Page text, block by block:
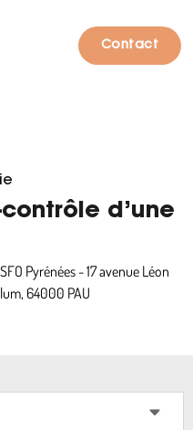
Contact
d’une
Pyrénées - 17 avenue Léon
64000 PAU